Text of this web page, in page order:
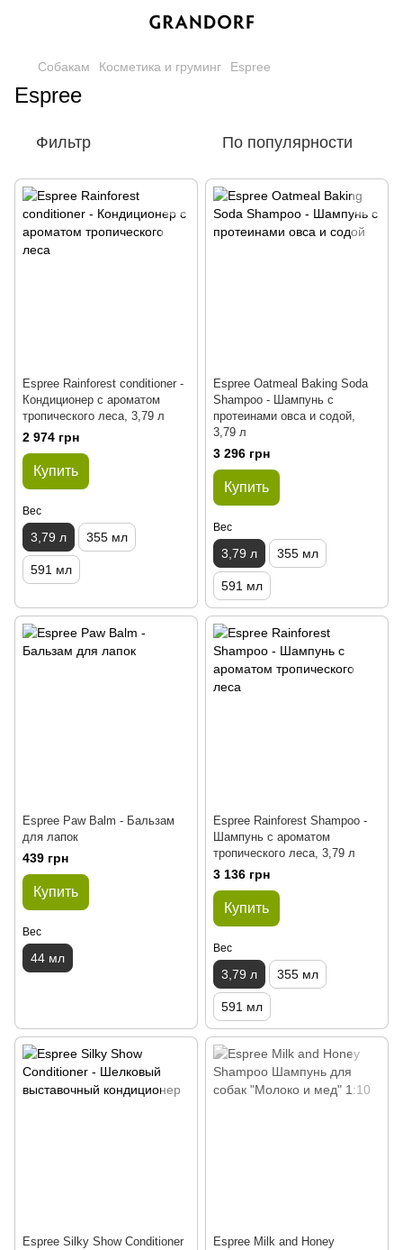
Собакам Косметика и груминг Espree
Espree
Фильтр По популярности
Espree Rainforest conditioner -
Кондиционер с ароматом
тропического леса, 3,79 л
2 974 грн
Купить
Вес
3,79 л 355 мл
591 мл
Espree Oatmeal Baking Soda
Shampoo - Шампунь с
протеинами овса и содой,
3,79 л
3 296 грн
Купить
Вес
3,79 л 355 мл
591 мл
Espree Paw Balm - Бальзам
для лапок
439 грн
Купить
Вес
44 мл
Espree Rainforest Shampoo -
Шампунь с ароматом
тропического леса, 3,79 л
3 136 грн
Купить
Вес
3,79 л 355 мл
591 мл
Espree Silky Show Conditioner
Espree Milk and Honey